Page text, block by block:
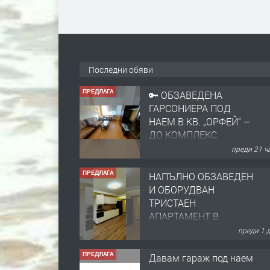
Последни обяви
ПРЕДЛАГА
НАПЪЛНО ОБЗАВЕДЕН
И ОБОРУДВАН
ТРИСТАЕН
АПАРТАМЕНТ В
преди 1
ПРЕДЛАГА Давам гараж под наем
преди 1
ПРЕДЛАГА
№4120 Магазин/Офис